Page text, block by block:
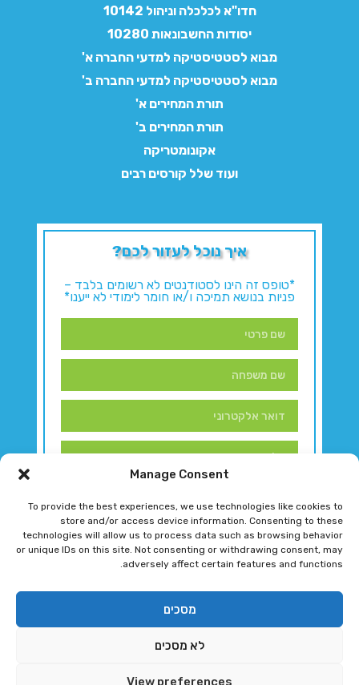
Manage Consent
To provide the best experiences, we use technologies like cookies to
store and/or access device information. Consenting to these
technologies will allow us to process data such as browsing behavior
or unique IDs on this site. Not consenting or withdrawing consent, may
adversely affect certain features and functions.
מסכים
לא מסכים
View preferences
חדו"א לכלכלה וניהול 10142
יסודות החשבונאות 10280
מבוא לסטטיסטיקה למדעי החברה א'
מבוא לסטטיסטיקה למדעי החברה ב'
תורת המחירים א'
תורת המחירים ב'
אקונומטריקה
ועוד שלל קורסים רבים
איך נוכל לעזור לכם?
*טופס זה הינו לסטודנטים לא רשומים בלבד –
פניות בנושא תמיכה ו/או חומר לימודי לא ייענו*